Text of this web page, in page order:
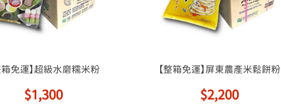
箱免運】超級水磨糯米粉
$1,300
【整箱免運】屏東農產米鬆餅粉
$2,200